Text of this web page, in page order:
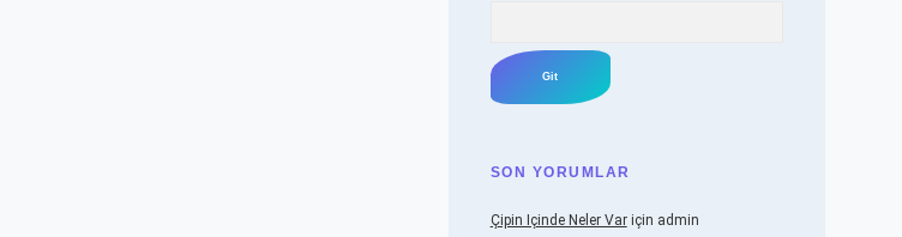
SON YORUMLAR
Çipin Içinde Neler Variçin admin